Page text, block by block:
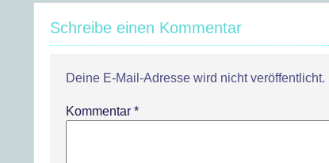
Schreibe einen Kommentar
Deine E-Mail-Adresse wird nicht veröffentlicht.
Kommentar *